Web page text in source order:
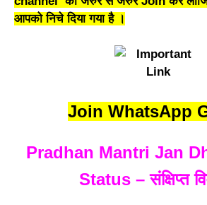
आपको निचे दिया गया है ।
Join WhatsApp
Pradhan Mantri Jan
Status – संक्षिप्त